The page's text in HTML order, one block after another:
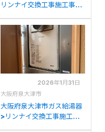
リンナイ交換工事施工事
2413AW-Tからリンナイ
RUJ-A2400T(A)への交換
2026年1月31日
大阪府泉大津市
大阪府泉大津市ガス給湯器
>リンナイ交換工事施工事